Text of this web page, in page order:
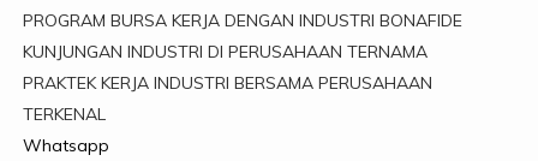
PROGRAM BURSA KERJA DENGAN INDUSTRI BONAFIDE
KUNJUNGAN INDUSTRI DI PERUSAHAAN TERNAMA
PRAKTEK KERJA INDUSTRI BERSAMA PERUSAHAAN
TERKENAL
Whatsapp